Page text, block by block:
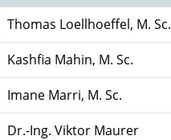
Thomas Loellhoeffel, M. Sc.
Kashfia Mahin, M. Sc.
Imane Marri, M. Sc.
Dr.-Ing. Viktor Maurer